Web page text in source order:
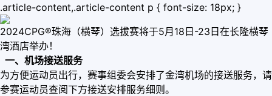
.article-content,.article-content p { font-size: 18px; }
2024CPG®珠海（横琴）选拔赛将于5月18日-23日在长隆横琴
湾酒店举办！
一、机场接送服务
为方便运动员出行，赛事组委会安排了金湾机场的接送服务，请
参赛运动员查阅下方接送安排服务细则。